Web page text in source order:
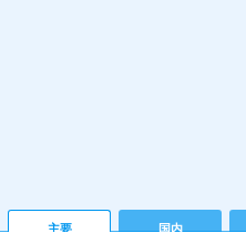
主要 国内